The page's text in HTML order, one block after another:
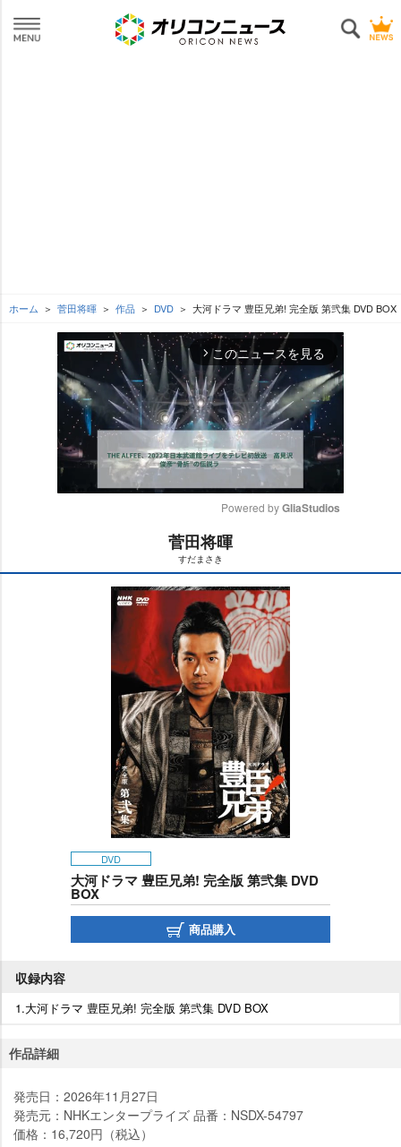
ホーム 菅田将暉 作品 DVD 大河ドラマ 豊臣兄弟! 完全版 第弐集 DVD BOX
arrow_forward_ios このニュースを見る
t
e
Powered by GliaStudios
菅田将暉
すだまさき
DVD
大河ドラマ 豊臣兄弟! 完全版 第弐集 DVD
BOX
商品購入
収録内容
1.大河ドラマ 豊臣兄弟! 完全版 第弐集 DVD BOX
作品詳細
発売日：2026年11月27日
発売元：NHKエンタープライズ 品番：NSDX-54797
価格：16,720円（税込）